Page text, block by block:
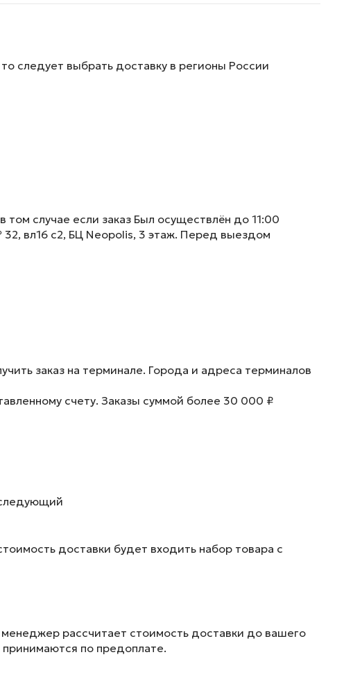
следует выбрать доставку в регионы России
случае если заказ Был осуществлён до 11:00
32, вл16 с2, БЦ Neopolis, 3 этаж. Перед выездом
заказ на терминале. Города и адреса терминалов
счету. Заказы суммой более 30 000 ₽
доставки будет входить набор товара с
рассчитает стоимость доставки до вашего
по предоплате.